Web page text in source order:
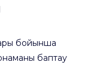
бойынша
баптау